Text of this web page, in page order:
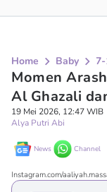
Home Baby
Momen
Al Ghazali
19 Mei 2026, 12:47 WIB
Alya Putri Abi
News Channel
Instagram.com/